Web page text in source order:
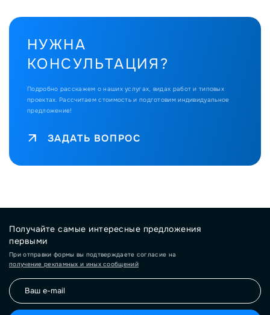
НУЖНА
КОНСУЛЬТАЦИЯ?
Подробно расскажем о наших услугах, видах работ и типовых
проектах. Рассчитаем стоимость и подготовим индивидуальное
предложение!
ЗАДАТЬ ВОПРОС
Получайте самые интересные предложения
первыми
При отправки формы вы подтверждаете согласие на
получение рекламных и иных сообщений